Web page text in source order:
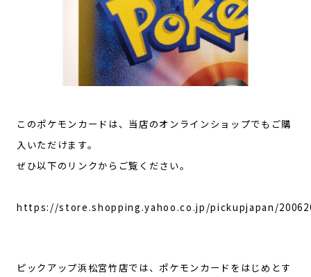
このポケモンカードは、当店のオンラインショップでもご購
入いただけます。
ぜひ以下のリンクからご覧ください。
https://store.shopping.yahoo.co.jp/pickupjapan/
ピックアップ浜松宮竹店では、ポケモンカードをはじめとす